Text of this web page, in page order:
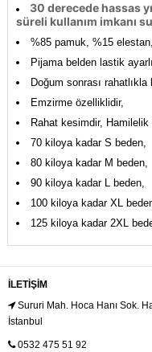
30 derecede hassas
süreli kullanım imkanı
%85 pamuk, %15 elestan,
Pijama belden lastik
Doğum sonrası
Emzirme özelliklidir,
Rahat kesimdir,
70 kiloya kadar S beden,
80 kiloya kadar M beden,
90 kiloya kadar L beden,
100 kiloya kadar XL
125 kiloya kadar 2XL
İLETIŞIM
Sururi Mah. Hoca Hanı Sok.
İstanbul
0532 475 51 92